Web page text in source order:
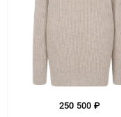
250 500 ₽